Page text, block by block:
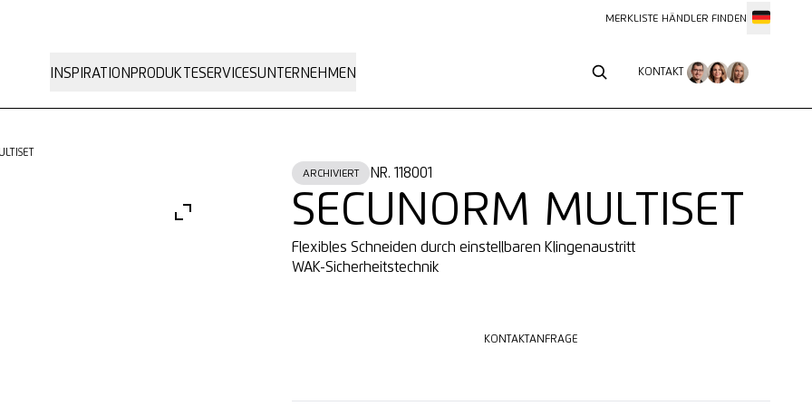
MERKLISTE HÄNDLER FINDEN
INSPIRATION PRODUKTESERVICESUNTERNEHMEN KONTAKT
ARCHIVIERT NR. 118001
SECUNORM MULTISET
Flexibles Schneiden durch einstellbaren Klingenaustritt
WAK-Sicherheitstechnik
KONTAKTANFRAGE